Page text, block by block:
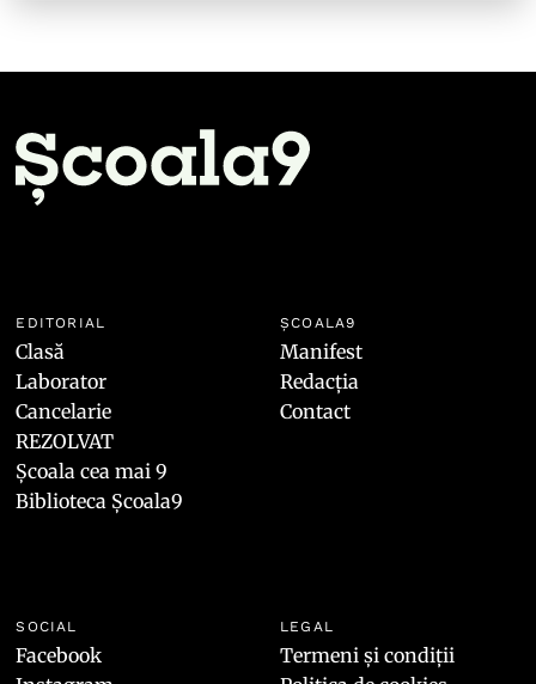
EDITORIAL
Clasă
Laborator
Cancelarie
REZOLVAT
Școala cea mai 9
Biblioteca Școala9
ȘCOALA9
Manifest
Redacția
Contact
SOCIAL
Facebook
LEGAL
Termeni și condiții